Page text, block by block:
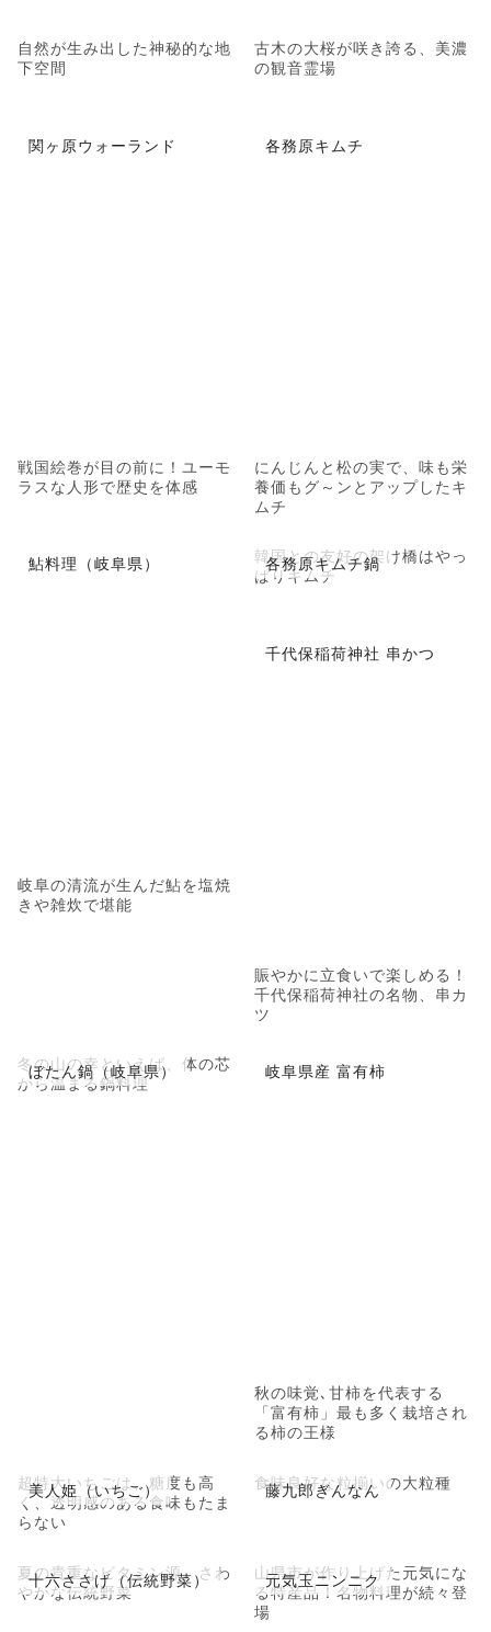
自然が生み出した神秘的な地
下空間
古木の大桜が咲き誇る、美濃
の観音霊場
関ヶ原ウォーランド
戦国絵巻が目の前に！ユーモ
ラスな人形で歴史を体感
各務原キムチ
にんじんと松の実で、味も栄
養価もグ～ンとアップしたキ
ムチ
鮎料理（岐阜県）
岐阜の清流が生んだ鮎を塩焼
きや雑炊で堪能
各務原キムチ鍋
韓国との友好の架け橋はやっ
ぱりキムチ
千代保稲荷神社 串かつ
賑やかに立食いで楽しめる！
千代保稲荷神社の名物、串カ
ツ
ぼたん鍋（岐阜県）
冬の山の幸といえば、体の芯
から温まる鍋料理
岐阜県産 富有柿
秋の味覚､甘柿を代表する
「富有柿」最も多く栽培され
る柿の王様
美人姫（いちご）
超特大いちごは、糖度も高
く、透明感のある食味もたま
らない
藤九郎ぎんなん
食味良好な粒揃いの大粒種
十六ささげ（伝統野菜）
夏の貴重なビタミン源。さわ
やかな伝統野菜
元気玉ニンニク
山県市が作り上げた元気にな
る特産品！名物料理が続々登
場